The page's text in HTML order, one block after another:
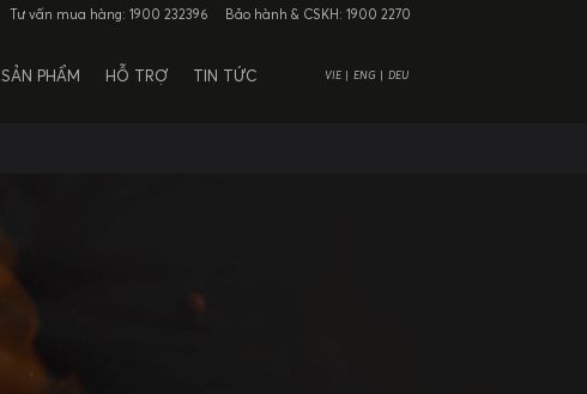
Tư vấn mua hàng:1900 232396 Bảo hành & CSKH:1900 2270
SẢN PHẨM HỖ TRỢ TIN TỨC VIE ENG DEU